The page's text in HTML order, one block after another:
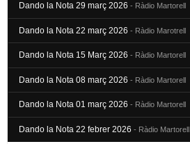
Dando la Nota 29 març 2026 - Ràdio Martorell
Dando la Nota 22 març 2026 - Ràdio Marotrell
Dando la Nota 15 Març 2026 - Ràdio Martorell
Dando la Nota 08 març 2026 - Ràdio Martorell
Dando la Nota 01 març 2026 - Ràdio Martorell
Dando la Nota 22 febrer 2026 - Ràdio Martorell